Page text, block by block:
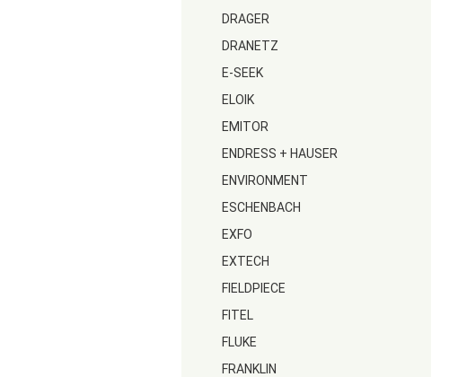
DRAGER
DRANETZ
E-SEEK
ELOIK
EMITOR
ENDRESS + HAUSER
ENVIRONMENT
ESCHENBACH
EXFO
EXTECH
FIELDPIECE
FITEL
FLUKE
FRANKLIN